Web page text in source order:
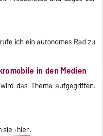
ich ein autonomes Rad zu
in den Medien
das Thema aufgegriffen.
sie hier.